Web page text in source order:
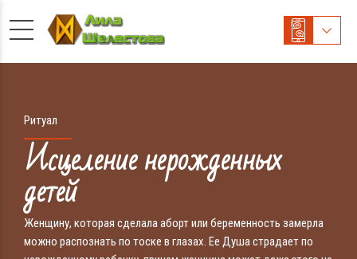
Ритуал
Исцеление нерожденных
детей
Женщину, которая сделала аборт или беременность замерла
можно распознать по тоске в глазах. Ее Душа страдает по